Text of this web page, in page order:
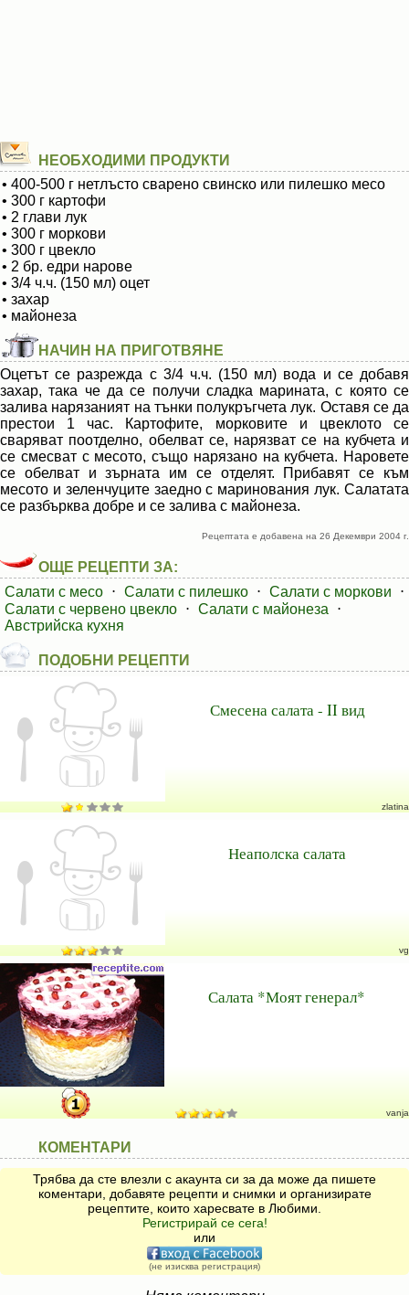
НЕОБХОДИМИ ПРОДУКТИ
• 400-500 г нетлъсто сварено свинско или пилешко месо
• 300 г картофи
• 2 глави лук
• 300 г моркови
• 300 г цвекло
• 2 бр. едри нарове
• 3/4 ч.ч. (150 мл) оцет
• захар
• майонеза
НАЧИН НА ПРИГОТВЯНЕ
Оцетът се разрежда с 3/4 ч.ч. (150 мл) вода и се добавя
захар, така че да се получи сладка марината, с която се
залива нарязаният на тънки полукръгчета лук. Оставя се да
престои 1 час. Картофите, морковите и цвеклото се
сваряват поотделно, обелват се, нарязват се на кубчета и
се смесват с месото, също нарязано на кубчета. Наровете
се обелват и зърната им се отделят. Прибавят се към
месото и зеленчуците заедно с маринования лук. Салатата
се разбърква добре и се залива с майонеза.
Рецептата е добавена на 26 Декември 2004 г.
ОЩЕ РЕЦЕПТИ ЗА:
Салати с месо ⋅ Салати с пилешко ⋅ Салати с моркови
⋅
Салати с червено цвекло ⋅ Салати с майонеза
⋅
Австрийска кухня
ПОДОБНИ РЕЦЕПТИ
Смесена салата - II вид
zlatina
Неаполска салата
vg
Салата *Моят генерал*
vanja
КОМЕНТАРИ
Трябва да сте влезли с акаунта си за да може да пишете
коментари, добавяте рецепти и снимки и организирате
рецептите, които харесвате в Любими.
Регистрирай се сега!
или
(не изисква регистрация)